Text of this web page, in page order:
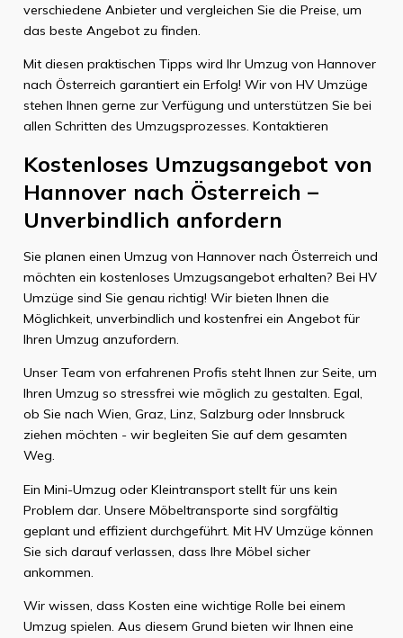
verschiedene Anbieter und vergleichen Sie die Preise, um
das beste Angebot zu finden.
Mit diesen praktischen Tipps wird Ihr Umzug von Hannover
nach Österreich garantiert ein Erfolg! Wir von HV Umzüge
stehen Ihnen gerne zur Verfügung und unterstützen Sie bei
allen Schritten des Umzugsprozesses. Kontaktieren
Kostenloses Umzugsangebot von
Hannover nach Österreich –
Unverbindlich anfordern
Sie planen einen Umzug von Hannover nach Österreich und
möchten ein kostenloses Umzugsangebot erhalten? Bei HV
Umzüge sind Sie genau richtig! Wir bieten Ihnen die
Möglichkeit, unverbindlich und kostenfrei ein Angebot für
Ihren Umzug anzufordern.
Unser Team von erfahrenen Profis steht Ihnen zur Seite, um
Ihren Umzug so stressfrei wie möglich zu gestalten. Egal,
ob Sie nach Wien, Graz, Linz, Salzburg oder Innsbruck
ziehen möchten - wir begleiten Sie auf dem gesamten
Weg.
Ein Mini-Umzug oder Kleintransport stellt für uns kein
Problem dar. Unsere Möbeltransporte sind sorgfältig
geplant und effizient durchgeführt. Mit HV Umzüge können
Sie sich darauf verlassen, dass Ihre Möbel sicher
ankommen.
Wir wissen, dass Kosten eine wichtige Rolle bei einem
Umzug spielen. Aus diesem Grund bieten wir Ihnen eine